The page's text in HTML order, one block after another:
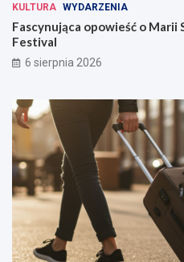
KULTURA WYDARZENIA
Fascynująca opowieść o Marii
Festival
6 sierpnia 2026